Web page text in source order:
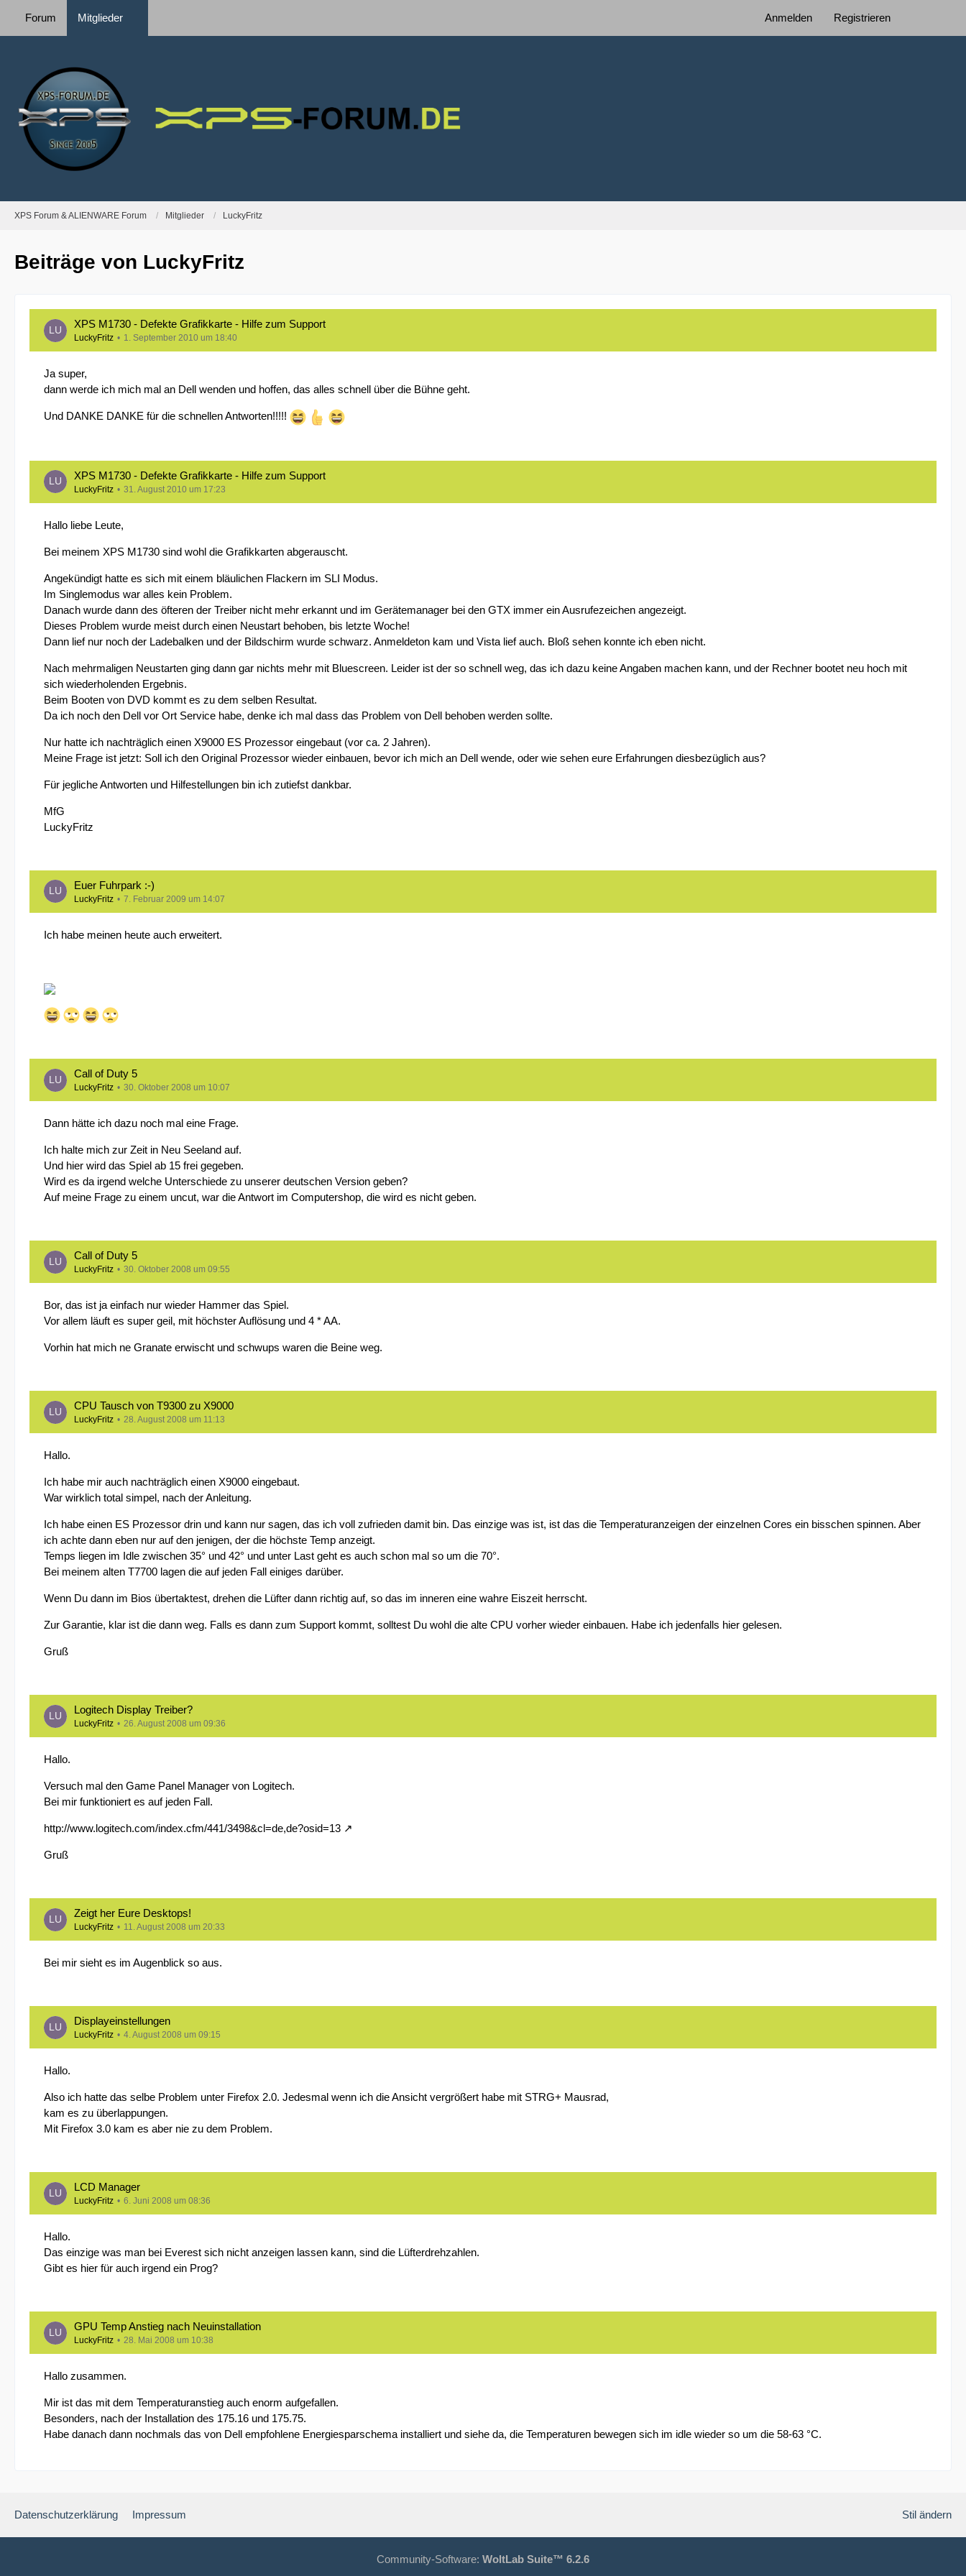
Forum Mitglieder Anmelden Registrieren
XPS Forum & ALIENWARE Forum Mitglieder LuckyFritz
Beiträge von LuckyFritz
XPS M1730 - Defekte Grafikkarte - Hilfe zum Support
LuckyFritz 1. September 2010 um 18:40
Ja super,
dann werde ich mich mal an Dell wenden und hoffen, das alles schnell über die Bühne geht.
Und DANKE DANKE für die schnellen Antworten!!!!!
XPS M1730 - Defekte Grafikkarte - Hilfe zum Support
LuckyFritz 31. August 2010 um 17:23
Hallo liebe Leute,
Bei meinem XPS M1730 sind wohl die Grafikkarten abgerauscht.
Angekündigt hatte es sich mit einem bläulichen Flackern im SLI Modus.
Im Singlemodus war alles kein Problem.
Danach wurde dann des öfteren der Treiber nicht mehr erkannt und im Gerätemanager bei den GTX immer ein Ausrufezeichen angezeigt.
Dieses Problem wurde meist durch einen Neustart behoben, bis letzte Woche!
Dann lief nur noch der Ladebalken und der Bildschirm wurde schwarz. Anmeldeton kam und Vista lief auch. Bloß sehen konnte ich eben nicht.
Nach mehrmaligen Neustarten ging dann gar nichts mehr mit Bluescreen. Leider ist der so schnell weg, das ich dazu keine Angaben machen kann, und der Rechner bootet neu hoch mit
sich wiederholenden Ergebnis.
Beim Booten von DVD kommt es zu dem selben Resultat.
Da ich noch den Dell vor Ort Service habe, denke ich mal dass das Problem von Dell behoben werden sollte.
Nur hatte ich nachträglich einen X9000 ES Prozessor eingebaut (vor ca. 2 Jahren).
Meine Frage ist jetzt: Soll ich den Original Prozessor wieder einbauen, bevor ich mich an Dell wende, oder wie sehen eure Erfahrungen diesbezüglich aus?
Für jegliche Antworten und Hilfestellungen bin ich zutiefst dankbar.
MfG
LuckyFritz
Euer Fuhrpark :-)
LuckyFritz 7. Februar 2009 um 14:07
Ich habe meinen heute auch erweitert.
Call of Duty 5
LuckyFritz 30. Oktober 2008 um 10:07
Dann hätte ich dazu noch mal eine Frage.
Ich halte mich zur Zeit in Neu Seeland auf.
Und hier wird das Spiel ab 15 frei gegeben.
Wird es da irgend welche Unterschiede zu unserer deutschen Version geben?
Auf meine Frage zu einem uncut, war die Antwort im Computershop, die wird es nicht geben.
Call of Duty 5
LuckyFritz 30. Oktober 2008 um 09:55
Bor, das ist ja einfach nur wieder Hammer das Spiel.
Vor allem läuft es super geil, mit höchster Auflösung und 4 * AA.
Vorhin hat mich ne Granate erwischt und schwups waren die Beine weg.
CPU Tausch von T9300 zu X9000
LuckyFritz 28. August 2008 um 11:13
Hallo.
Ich habe mir auch nachträglich einen X9000 eingebaut.
War wirklich total simpel, nach der Anleitung.
Ich habe einen ES Prozessor drin und kann nur sagen, das ich voll zufrieden damit bin. Das einzige was ist, ist das die Temperaturanzeigen der einzelnen Cores ein bisschen spinnen. Aber
ich achte dann eben nur auf den jenigen, der die höchste Temp anzeigt.
Temps liegen im Idle zwischen 35° und 42° und unter Last geht es auch schon mal so um die 70°.
Bei meinem alten T7700 lagen die auf jeden Fall einiges darüber.
Wenn Du dann im Bios übertaktest, drehen die Lüfter dann richtig auf, so das im inneren eine wahre Eiszeit herrscht.
Zur Garantie, klar ist die dann weg. Falls es dann zum Support kommt, solltest Du wohl die alte CPU vorher wieder einbauen. Habe ich jedenfalls hier gelesen.
Gruß
Logitech Display Treiber?
LuckyFritz 26. August 2008 um 09:36
Hallo.
Versuch mal den Game Panel Manager von Logitech.
Bei mir funktioniert es auf jeden Fall.
http://www.logitech.com/index.cfm/441/3498&cl=de,de?osid=13
Gruß
Zeigt her Eure Desktops!
LuckyFritz 11. August 2008 um 20:33
Bei mir sieht es im Augenblick so aus.
Displayeinstellungen
LuckyFritz 4. August 2008 um 09:15
Hallo.
Also ich hatte das selbe Problem unter Firefox 2.0. Jedesmal wenn ich die Ansicht vergrößert habe mit STRG+ Mausrad,
kam es zu überlappungen.
Mit Firefox 3.0 kam es aber nie zu dem Problem.
LCD Manager
LuckyFritz 6. Juni 2008 um 08:36
Hallo.
Das einzige was man bei Everest sich nicht anzeigen lassen kann, sind die Lüfterdrehzahlen.
Gibt es hier für auch irgend ein Prog?
GPU Temp Anstieg nach Neuinstallation
LuckyFritz 28. Mai 2008 um 10:38
Hallo zusammen.
Mir ist das mit dem Temperaturanstieg auch enorm aufgefallen.
Besonders, nach der Installation des 175.16 und 175.75.
Habe danach dann nochmals das von Dell empfohlene Energiesparschema installiert und siehe da, die Temperaturen bewegen sich im idle wieder so um die 58-63 °C.
Stil ändern
Datenschutzerklärung Impressum
Community-Software: WoltLab Suite™ 6.2.6